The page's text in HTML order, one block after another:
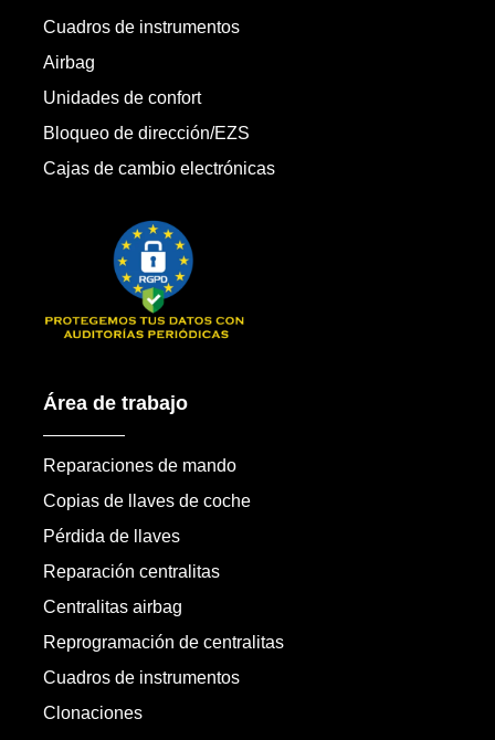
Cuadros de instrumentos
Airbag
Unidades de confort
Bloqueo de dirección/EZS
Cajas de cambio electrónicas
Área de trabajo
Reparaciones de mando
Copias de llaves de coche
Pérdida de llaves
Reparación centralitas
Centralitas airbag
Reprogramación de centralitas
Cuadros de instrumentos
Clonaciones